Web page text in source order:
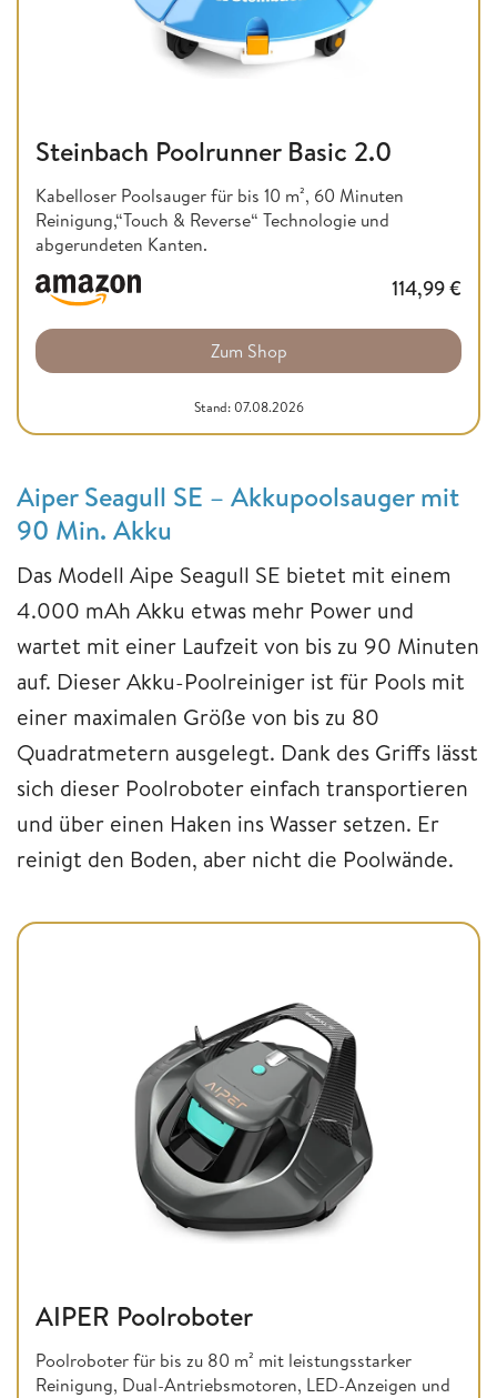
Steinbach Poolrunner Basic 2.0
Kabelloser Poolsauger für bis 10 m², 60 Minuten
Reinigung,“Touch & Reverse“ Technologie und
abgerundeten Kanten.
114,99€
Zum Shop
Stand: 07.08.2026
Aiper Seagull SE – Akkupoolsauger mit
90 Min. Akku
Das Modell Aipe Seagull SE bietet mit einem
4.000 mAh Akku etwas mehr Power und
wartet mit einer Laufzeit von bis zu 90 Minuten
auf. Dieser Akku-Poolreiniger ist für Pools mit
einer maximalen Größe von bis zu 80
Quadratmetern ausgelegt. Dank des Griffs lässt
sich dieser Poolroboter einfach transportieren
und über einen Haken ins Wasser setzen. Er
reinigt den Boden, aber nicht die Poolwände.
AIPER Poolroboter
Poolroboter für bis zu 80 m² mit leistungsstarker
Reinigung, Dual-Antriebsmotoren, LED-Anzeigen und